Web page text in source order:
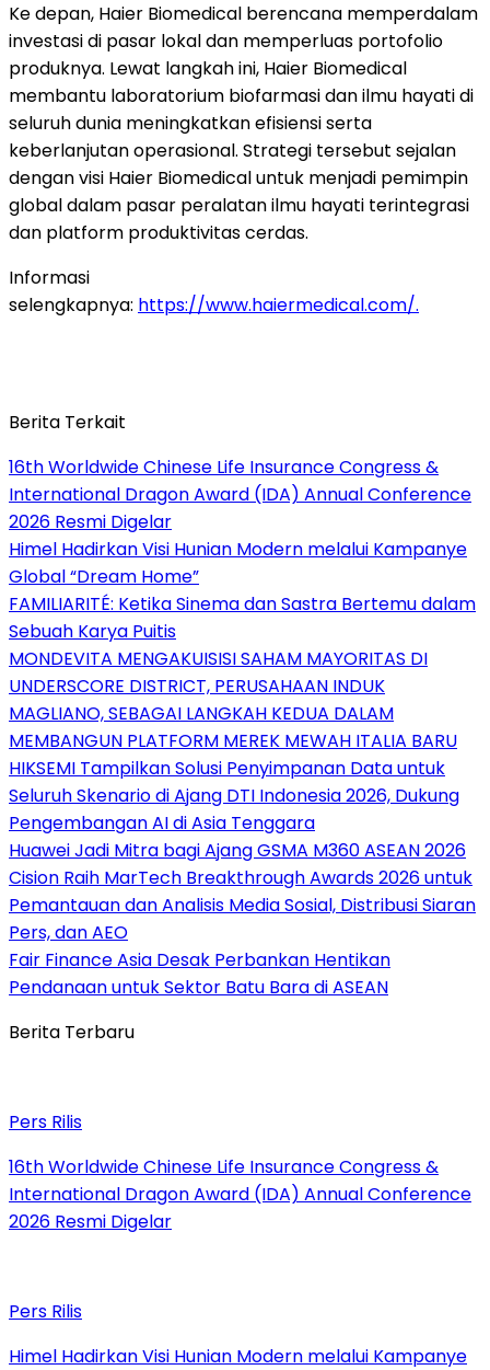
Ke depan, Haier Biomedical berencana memperdalam
investasi di pasar lokal dan memperluas portofolio
produknya. Lewat langkah ini, Haier Biomedical
membantu laboratorium biofarmasi dan ilmu hayati di
seluruh dunia meningkatkan efisiensi serta
keberlanjutan operasional. Strategi tersebut sejalan
dengan visi Haier Biomedical untuk menjadi pemimpin
global dalam pasar peralatan ilmu hayati terintegrasi
dan platform produktivitas cerdas.
Informasi
selengkapnya: https://www.haiermedical.com/.
Berita Terkait
16th Worldwide Chinese Life Insurance Congress &
International Dragon Award (IDA) Annual Conference
2026 Resmi Digelar
Himel Hadirkan Visi Hunian Modern melalui Kampanye
Global “Dream Home”
FAMILIARITÉ: Ketika Sinema dan Sastra Bertemu dalam
Sebuah Karya Puitis
MONDEVITA MENGAKUISISI SAHAM MAYORITAS DI
UNDERSCORE DISTRICT, PERUSAHAAN INDUK
MAGLIANO, SEBAGAI LANGKAH KEDUA DALAM
MEMBANGUN PLATFORM MEREK MEWAH ITALIA BARU
HIKSEMI Tampilkan Solusi Penyimpanan Data untuk
Seluruh Skenario di Ajang DTI Indonesia 2026, Dukung
Pengembangan AI di Asia Tenggara
Huawei Jadi Mitra bagi Ajang GSMA M360 ASEAN 2026
Cision Raih MarTech Breakthrough Awards 2026 untuk
Pemantauan dan Analisis Media Sosial, Distribusi Siaran
Pers, dan AEO
Fair Finance Asia Desak Perbankan Hentikan
Pendanaan untuk Sektor Batu Bara di ASEAN
Berita Terbaru
Pers Rilis
16th Worldwide Chinese Life Insurance Congress &
International Dragon Award (IDA) Annual Conference
2026 Resmi Digelar
Pers Rilis
Himel Hadirkan Visi Hunian Modern melalui Kampanye